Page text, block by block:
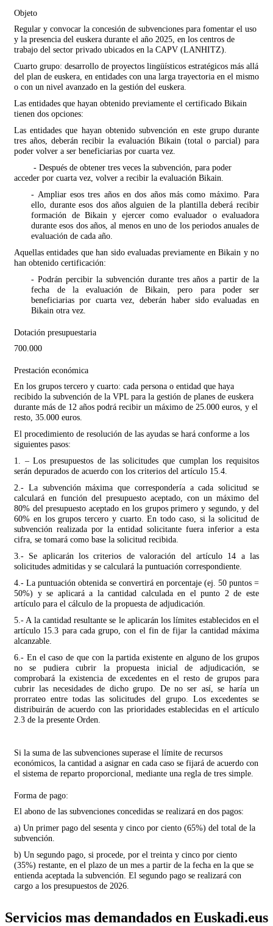
Objeto
Regular y convocar la concesión de subvenciones para fomentar el uso
y la presencia del euskera durante el año 2025, en los centros de
trabajo del sector privado ubicados en la CAPV (LANHITZ).
Cuarto grupo: desarrollo de proyectos lingüísticos estratégicos más allá
del plan de euskera, en entidades con una larga trayectoria en el mismo
o con un nivel avanzado en la gestión del euskera.
Las entidades que hayan obtenido previamente el certificado Bikain
tienen dos opciones:
Las entidades que hayan obtenido subvención en este grupo durante
tres años, deberán recibir la evaluación Bikain (total o parcial) para
poder volver a ser beneficiarias por cuarta vez.
- Después de obtener tres veces la subvención, para poder
acceder por cuarta vez, volver a recibir la evaluación Bikain.
- Ampliar esos tres años en dos años más como máximo. Para
ello, durante esos dos años alguien de la plantilla deberá recibir
formación de Bikain y ejercer como evaluador o evaluadora
durante esos dos años, al menos en uno de los periodos anuales de
evaluación de cada año.
Aquellas entidades que han sido evaluadas previamente en Bikain y no
han obtenido certificación:
- Podrán percibir la subvención durante tres años a partir de la
fecha de la evaluación de Bikain, pero para poder ser
beneficiarias por cuarta vez, deberán haber sido evaluadas en
Bikain otra vez.
Dotación presupuestaria
700.000
Prestación económica
En los grupos tercero y cuarto: cada persona o entidad que haya
recibido la subvención de la VPL para la gestión de planes de euskera
durante más de 12 años podrá recibir un máximo de 25.000 euros, y el
resto, 35.000 euros.
El procedimiento de resolución de las ayudas se hará conforme a los
siguientes pasos:
1. – Los presupuestos de las solicitudes que cumplan los requisitos
serán depurados de acuerdo con los criterios del artículo 15.4.
2.- La subvención máxima que correspondería a cada solicitud se
calculará en función del presupuesto aceptado, con un máximo del
80% del presupuesto aceptado en los grupos primero y segundo, y del
60% en los grupos tercero y cuarto. En todo caso, si la solicitud de
subvención realizada por la entidad solicitante fuera inferior a esta
cifra, se tomará como base la solicitud recibida.
3.- Se aplicarán los criterios de valoración del artículo 14 a las
solicitudes admitidas y se calculará la puntuación correspondiente.
4.- La puntuación obtenida se convertirá en porcentaje (ej. 50 puntos =
50%) y se aplicará a la cantidad calculada en el punto 2 de este
artículo para el cálculo de la propuesta de adjudicación.
5.- A la cantidad resultante se le aplicarán los límites establecidos en el
artículo 15.3 para cada grupo, con el fin de fijar la cantidad máxima
alcanzable.
6.- En el caso de que con la partida existente en alguno de los grupos
no se pudiera cubrir la propuesta inicial de adjudicación, se
comprobará la existencia de excedentes en el resto de grupos para
cubrir las necesidades de dicho grupo. De no ser así, se haría un
prorrateo entre todas las solicitudes del grupo. Los excedentes se
distribuirán de acuerdo con las prioridades establecidas en el artículo
2.3 de la presente Orden.
Si la suma de las subvenciones superase el límite de recursos
económicos, la cantidad a asignar en cada caso se fijará de acuerdo con
el sistema de reparto proporcional, mediante una regla de tres simple.
Forma de pago:
El abono de las subvenciones concedidas se realizará en dos pagos:
a) Un primer pago del sesenta y cinco por ciento (65%) del total de la
subvención.
b) Un segundo pago, si procede, por el treinta y cinco por ciento
(35%) restante, en el plazo de un mes a partir de la fecha en la que se
entienda aceptada la subvención. El segundo pago se realizará con
cargo a los presupuestos de 2026.
Servicios mas demandados en Euskadi.eus